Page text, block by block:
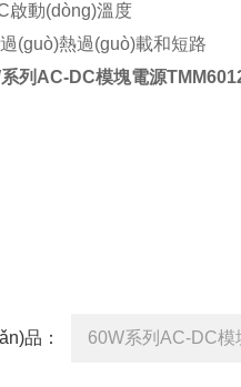
啟動(dòng)溫度
(guò)熱過(guò)載和短路
列AC-DC模塊電源
品：